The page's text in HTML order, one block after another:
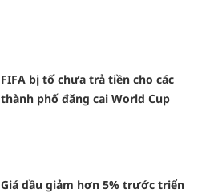
FIFA bị tố chưa trả tiền cho các
thành phố đăng cai World Cup
Giá dầu giảm hơn 5% trước triển